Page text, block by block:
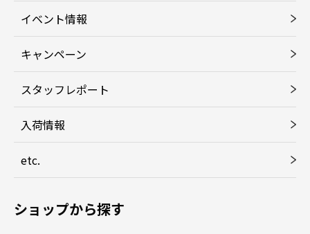
イベント情報
キャンペーン
スタッフレポート
入荷情報
etc.
ショップから探す